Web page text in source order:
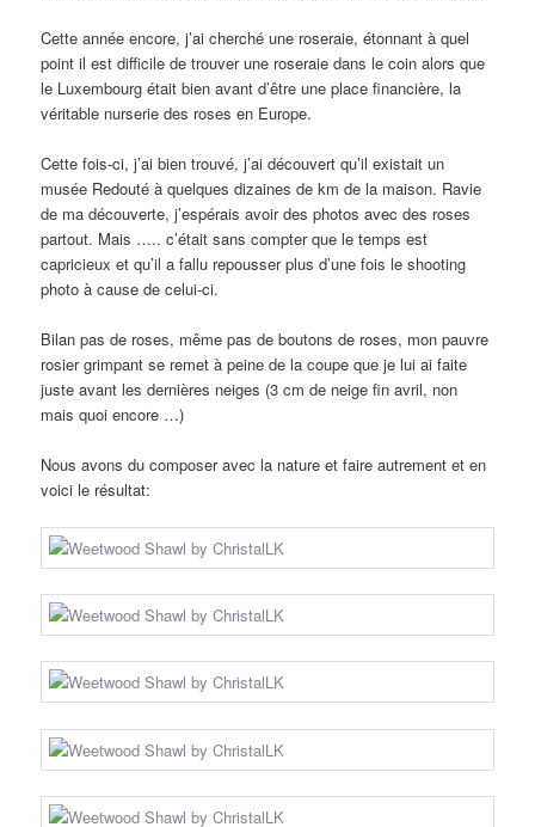
Cette année encore, j’ai cherché une roseraie, étonnant à quel
point il est difficile de trouver une roseraie dans le coin alors que
le Luxembourg était bien avant d’être une place financière, la
véritable nurserie des roses en Europe.
Cette fois-ci, j’ai bien trouvé, j’ai découvert qu’il existait un
musée Redouté à quelques dizaines de km de la maison. Ravie
de ma découverte, j’espérais avoir des photos avec des roses
partout. Mais ….. c’était sans compter que le temps est
capricieux et qu’il a fallu repousser plus d’une fois le shooting
photo à cause de celui-ci.
Bilan pas de roses, même pas de boutons de roses, mon pauvre
rosier grimpant se remet à peine de la coupe que je lui ai faite
juste avant les dernières neiges (3 cm de neige fin avril, non
mais quoi encore …)
Nous avons du composer avec la nature et faire autrement et en
voici le résultat: